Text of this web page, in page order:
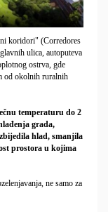
koridori" (Corredores
ulica, autoputeva
ostrva, gde
od okolnih ruralnih
temperaturu do 2
grada,
hlad, smanjila
prostora u kojima
ne samo za